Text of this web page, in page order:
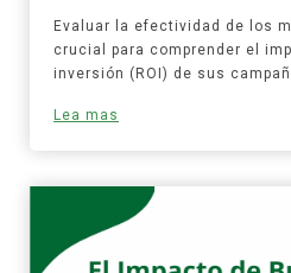
Evaluar la efectividad de los
crucial para comprender el
inversión (ROI) de sus
Lea mas